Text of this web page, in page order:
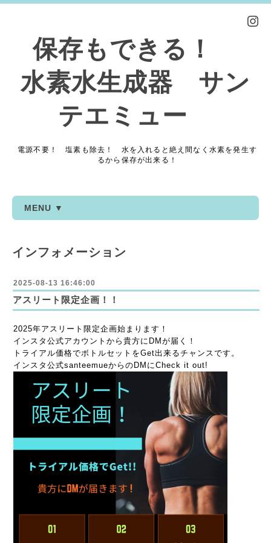
保存もできる！
水素水生成器 サン
テエミュー
電源不要！ 塩素も除去！ 水を入れると絶え間なく水素を発生す
るから保存が出来る！
MENU ▼
インフォメーション
2025-08-13 16:46:00
アスリート限定企画！！
2025年アスリート限定企画始まります！
インスタ公式アカウントから貴方にDMが届く！
トライアル価格でボトルセットをGet出来るチャンスです。
インスタ公式santeemueからのDMにCheck it out!